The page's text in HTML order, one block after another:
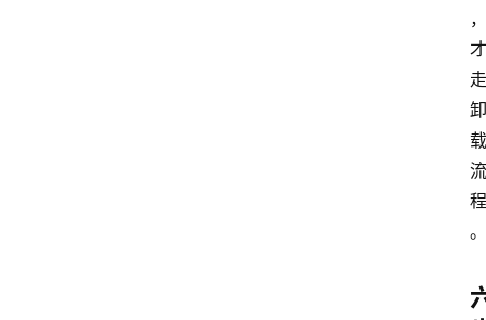
，
才
走
卸
载
流
程
。